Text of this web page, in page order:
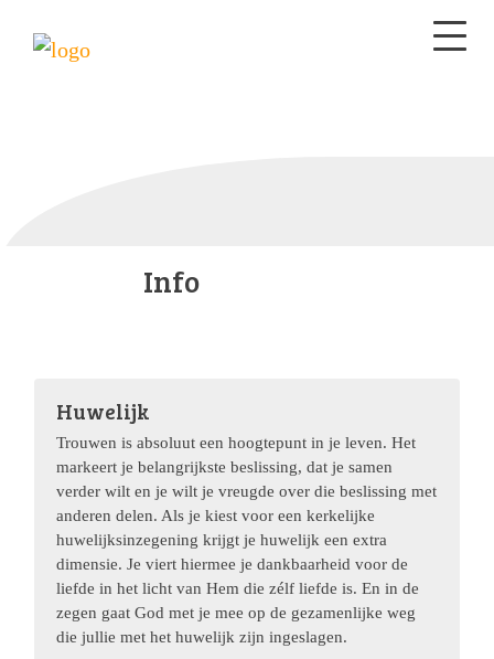
Info
Huwelijk
Trouwen is absoluut een hoogtepunt in je leven. Het
markeert je belangrijkste beslissing, dat je samen
verder wilt en je wilt je vreugde over die beslissing met
anderen delen. Als je kiest voor een kerkelijke
huwelijksinzegening krijgt je huwelijk een extra
dimensie. Je viert hiermee je dankbaarheid voor de
liefde in het licht van Hem die zélf liefde is. En in de
zegen gaat God met je mee op de gezamenlijke weg
die jullie met het huwelijk zijn ingeslagen.